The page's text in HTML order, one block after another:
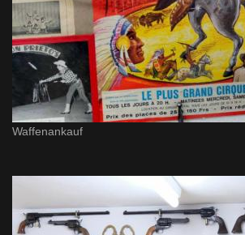
Waffenankauf